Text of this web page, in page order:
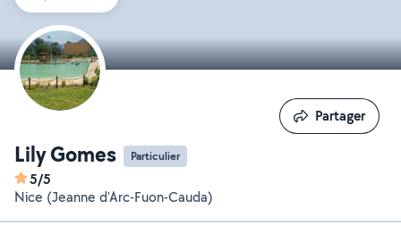
Lily Gomes Particulier
5/5
Nice (Jeanne d'Arc-Fuon-Cauda)
Partager
Partager